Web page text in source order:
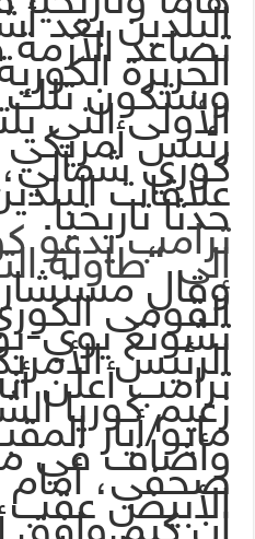
البلدين بعد
تصاعد
الجزيرة
وستكون تلك
الأولى التي
رئيس
كوري
علاقات
حدثا تاريخيا.
ترامب يدعو
إلى “طاولة
وقال
القومى
تشونغ يوي-
الرئيس
ترامب أعلن
زعيم كوريا
مايو/أيار
وأضاف في
صحفي، أمام
الأبيض عقب